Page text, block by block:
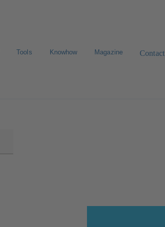
Tools Knowhow Magazine Contact